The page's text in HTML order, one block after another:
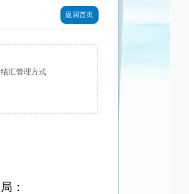
返回首页
汇管理方式
：